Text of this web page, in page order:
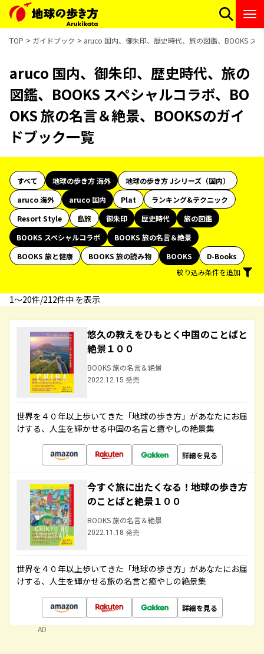
TOP ガイドブック aruco 国内、御朱印、歴史時代、旅の図鑑、BOOKS ス
aruco 国内、御朱印、歴史時代、旅の
図鑑、BOOKS スペシャルコラボ、BO
OKS 旅の名言＆絶景、BOOKSのガイ
ドブック一覧
すべて 地球の歩き方 海外
地球の歩き方 Jシリーズ（国内）
aruco 海外
aruco 国内 Plat
ランキング&テクニック
Resort Style
島旅 御朱印 歴史時代
旅の図鑑
BOOKS スペシャルコラボ
BOOKS 旅の名言＆絶景
BOOKS 旅と健康
BOOKS 旅の読み物 BOOKS
D-Books
絞り込み条件を追加
1〜20件/212件中 を表示
悠久の教えをひもとく中国のことばと
絶景１００
BOOKS 旅の名言＆絶景
2022.12.15 発売
世界を４０年以上歩いてきた「地球の歩き方」があなたにお届
けする、人生を輝かせる中国の名言と癒やしの絶景集
詳細を見る
今すぐ旅に出たくなる！地球の歩き方
のことばと絶景１００
BOOKS 旅の名言＆絶景
2022.11.18 発売
世界を４０年以上歩いてきた「地球の歩き方」があなたにお届
けする、人生を輝かせる旅の名言と癒やしの絶景集
詳細を見る
AD